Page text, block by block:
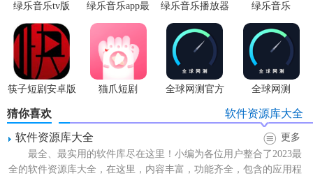
绿乐音乐tv版
绿乐音乐app最
新版本
绿乐音乐播放器 绿乐音乐
筷子短剧安卓版 猫爪短剧
全球网测官方
全球网测
猜你喜欢
软件资源库大全
软件资源库大全
更多
最全、最实用的软件库尽在这里！小编为各位用户整合了2023最
全的软件资源库大全，在这里，内容丰富，功能齐全，包含的应用程